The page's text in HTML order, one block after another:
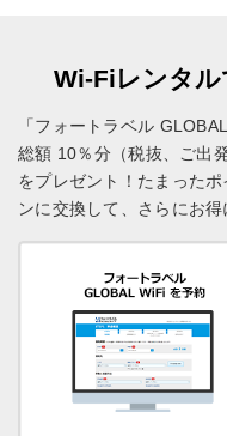
Wi-Fiレンタル
「フォートラベル
総額 10％分（税抜、ご出
をプレゼント！ たまった
ンに交換して、さらにお得